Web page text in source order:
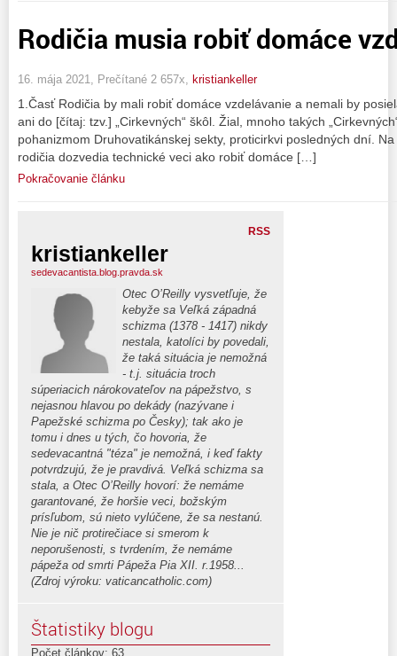
Rodičia musia robiť domáce
16. mája 2021, Prečítané 2 657x, kristiankeller
1.Časť Rodičia by mali robiť domáce vzdelávanie a nemali by
ani do [čítaj: tzv.] „Cirkevných“ škôl. Žial, mnoho takých
pohanizmom Druhovatikánskej sekty, proticirkvi posledných dní.
rodičia dozvedia technické veci ako robiť domáce […]
Pokračovanie článku
RSS
kristiankeller
sedevacantista.blog.pravda.sk
Otec O’Reilly vysvetľuje, že
kebyže sa Veľká západná
schizma (1378 - 1417) nikdy
nestala, katolíci by povedali,
že taká situácia je nemožná
- t.j. situácia troch
súperiacich nárokovateľov na pápežstvo, s
nejasnou hlavou po dekády (nazývane i
Papežské schizma po Česky); tak ako je
tomu i dnes u tých, čo hovoria, že
sedevacantná "téza" je nemožná, i keď fakty
potvrdzujú, že je pravdivá. Veľká schizma sa
stala, a Otec O’Reilly hovorí: že nemáme
garantované, že horšie veci, božským
prísľubom, sú nieto vylúčene, že sa nestanú.
Nie je nič protirečiace si smerom k
neporušenosti, s tvrdením, že nemáme
pápeža od smrti Pápeža Pia XII. r.1958...
(Zdroj výroku: vaticancatholic.com)
Štatistiky blogu
Počet článkov: 63